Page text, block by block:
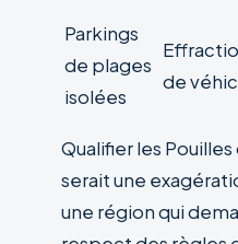
Parkings
de plages
isolées
de
Qualifier les
serait une
une région qui